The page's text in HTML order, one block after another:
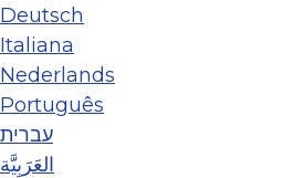
Deutsch
Italiana
Nederlands
Português
עברית
العَرَبِيَّة